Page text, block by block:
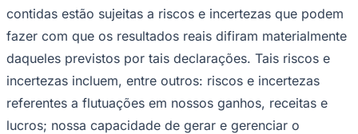
contidas estão sujeitas a riscos e incertezas que podem
fazer com que os resultados reais difiram materialmente
daqueles previstos por tais declarações. Tais riscos e
incertezas incluem, entre outros: riscos e incertezas
referentes a flutuações em nossos ganhos, receitas e
lucros; nossa capacidade de gerar e gerenciar o